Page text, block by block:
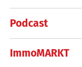
Podcast
ImmoMARKT